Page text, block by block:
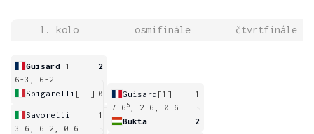
1. kolo osmifinále čtvrtfinále
Guisard[1]
2
6-3, 6-2
Spigarelli [LL] 0
Savoretti
1
3-6, 6-2, 0-6
Guisard [1]
1
7-6 5
, 2-6, 0-6
Bukta
2